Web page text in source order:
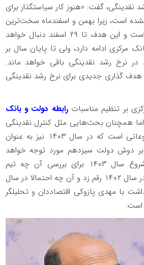
رشد نقدینگی، گفت: «هنوز کار سیاستگذار برای
است، زیرا بهمن و اسفندماه سخت‌ترین
ماه‌های کنترل نقدینگی است و این هدف تا ۲۹ اسفند دنبال خواهد
مرکزی ادامه دارد، ولی تا پایان سال بر
نرخ رشد نقدینگی باقی خواهد ماند.
گذاری جدیدی برای نرخ رشد نقدینگی
بر تنظیم مناسبات رابطه دولت و بانک
همچنان بحث‌هایی مثل کنترل نقدینگی
و تورم در کشور از موضوعاتی است که در سال ۱۴۰۳ نیز به عنوان
دوش دولت سیزدهم مورد توجه خواهد
بود. فرارو، همزمان با شروع سال ۱۴۰۳ برای بررسی آن چه تیم
اقتصادی دولت سیزدهم در سال ۱۴۰۲ رقم زد و آن چه احتمالا در سال
داشت با مهدی پازوکی اقتصاددان و تحلیلگر
است: